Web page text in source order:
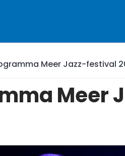
Meer Jazz-festival
Meer